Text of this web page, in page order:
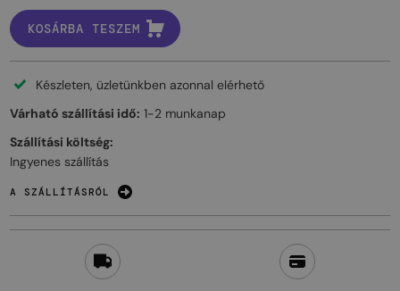
KOSÁRBA TESZEM
Készleten, üzletünkben azonnal elérhető
Várható szállítási idő: 1-2 munkanap
Szállítási költség:
Ingyenes szállítás
A SZÁLLÍTÁSRÓL